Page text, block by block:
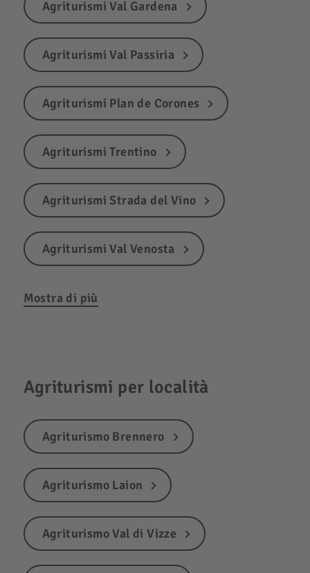
Agriturismi Val Gardena
Agriturismi Val Passiria
Agriturismi Plan de Corones
Agriturismi Trentino
Agriturismi Strada del Vino
Agriturismi Val Venosta
Mostra di più
Agriturismi per località
Agriturismo Brennero
Agriturismo Laion
Agriturismo Val di Vizze